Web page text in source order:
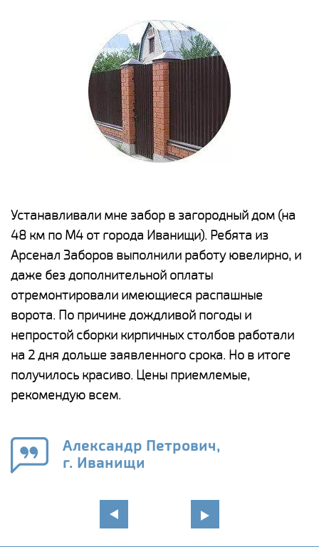
Устанавливали мне забор в загородный дом (на
48 км по М4 от города Иванищи). Ребята из
Арсенал Заборов выполнили работу ювелирно, и
даже без дополнительной оплаты
отремонтировали имеющиеся распашные
ворота. По причине дождливой погоды и
непростой сборки кирпичных столбов работали
на 2 дня дольше заявленного срока. Но в итоге
получилось красиво. Цены приемлемые,
рекомендую всем.
Александр Петрович,
г. Иванищи